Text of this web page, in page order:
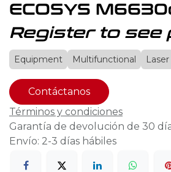
ECOSYS
Register to see
Equipment Multifunctional Laser
Contáctanos
Términos y condiciones
Garantía de devolución de 30
Envío: 2-3 días hábiles